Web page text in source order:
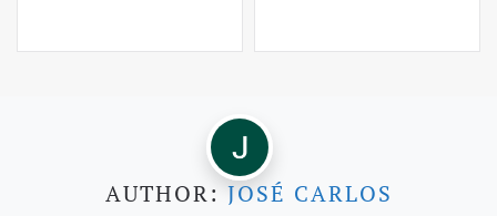
AUTHOR: JOSÉ CARLOS